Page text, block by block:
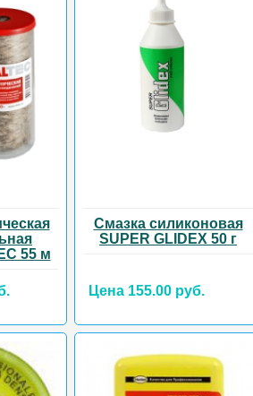
55 м
Смазка силиконовая
SUPER GLIDEX 50 г
Цена 155.00 руб.